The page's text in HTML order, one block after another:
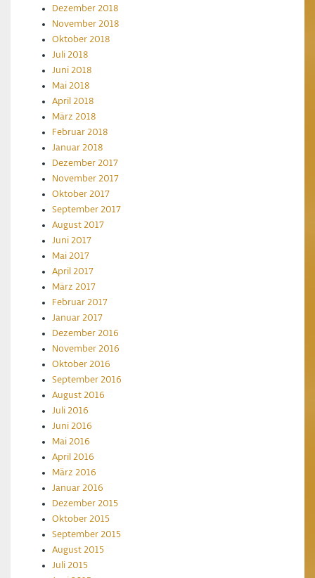
Dezember 2018
November 2018
Oktober 2018
Juli 2018
Juni 2018
Mai 2018
April 2018
März 2018
Februar 2018
Januar 2018
Dezember 2017
November 2017
Oktober 2017
September 2017
August 2017
Juni 2017
Mai 2017
April 2017
März 2017
Februar 2017
Januar 2017
Dezember 2016
November 2016
Oktober 2016
September 2016
August 2016
Juli 2016
Juni 2016
Mai 2016
April 2016
März 2016
Januar 2016
Dezember 2015
Oktober 2015
September 2015
August 2015
Juli 2015